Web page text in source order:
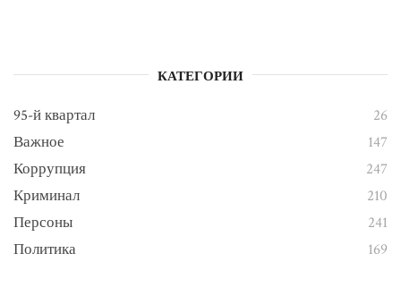
КАТЕГОРИИ
95-й квартал
26
Важное
147
Коррупция
247
Криминал
210
Персоны
241
Политика
169